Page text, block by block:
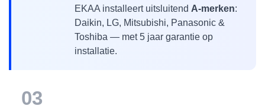
EKAA installeert uitsluitend A-merken:
Daikin, LG, Mitsubishi, Panasonic &
Toshiba — met 5 jaar garantie op
installatie.
03